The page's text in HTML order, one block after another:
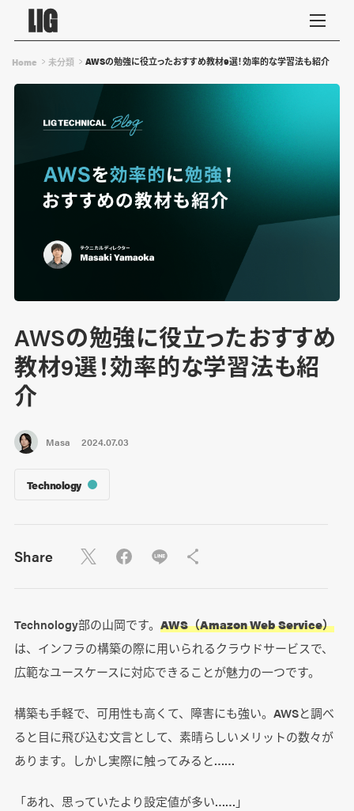
Home 未分類 AWSの勉強に役立ったおすすめ教材9選！効率的な学習法も紹介
AWSの勉強に役立ったおすすめ
教材9選！効率的な学習法も紹
介
Masa 2024.07.03
Technology
Share
Technology部の山岡です。 AWS（Amazon Web Service）
は、インフラの構築の際に用いられるクラウドサービスで、
広範なユースケースに対応できることが魅力の一つです。
構築も手軽で、可用性も高くて、障害にも強い。AWSと調べ
ると目に飛び込む文言として、素晴らしいメリットの数々が
あります。しかし実際に触ってみると……
「あれ、思っていたより設定値が多い……」